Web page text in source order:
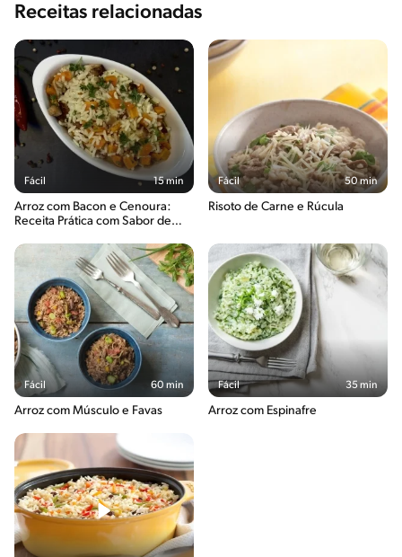
Receitas relacionadas
Fácil 15 min
Arroz com Bacon e Cenoura:
Receita Prática com Sabor de
Fácil 50 min
Risoto de Carne e Rúcula
Fácil 60 min
Arroz com Músculo e Favas
Fácil 35 min
Arroz com Espinafre